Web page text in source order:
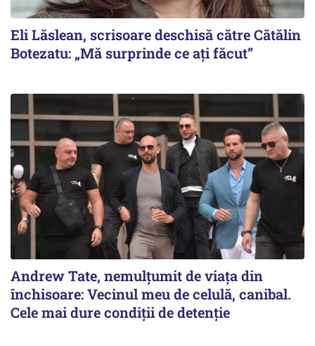
Eli Lăslean, scrisoare deschisă către Cătălin
Botezatu: „Mă surprinde ce ați făcut”
Andrew Tate, nemulțumit de viața din
închisoare: Vecinul meu de celulă, canibal.
Cele mai dure condiții de detenție